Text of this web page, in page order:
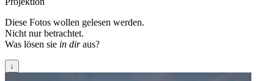
Diese Fotos wollen gelesen werden.
Nicht nur betrachtet.
Was lösen sie in diraus?
↓